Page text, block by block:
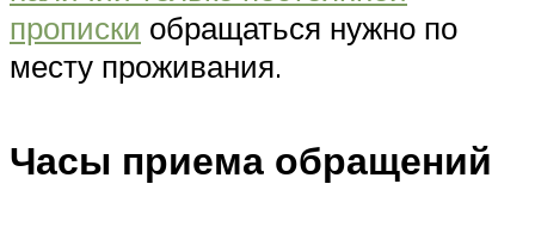
прописки обращаться нужно по
месту проживания.
Часы приема обращений